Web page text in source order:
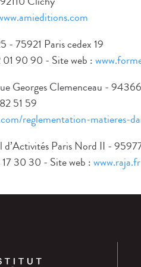
- 75921 Paris cedex 19
90 90 - Site web :
Georges Clemenceau -
51 59
reglementation-matieres-
Paris Nord II -
30 30 - Site web :www.raja.fr